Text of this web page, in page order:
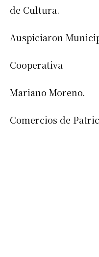
de Cultura.
Auspiciaron
Cooperativa
Mariano Moreno.
Comercios de